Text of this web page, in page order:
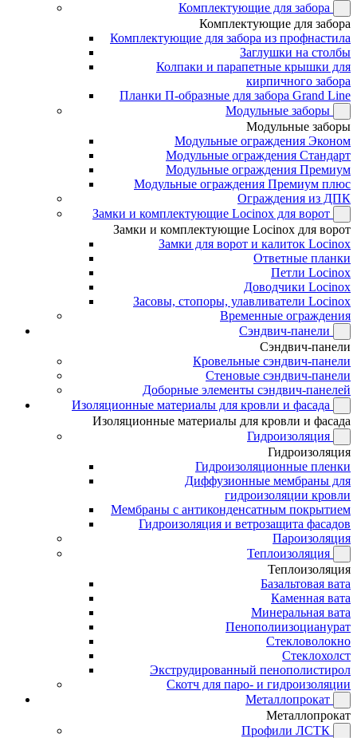
Комплектующие для забора
Комплектующие для забора
Комплектующие для забора из профнастила
Заглушки на столбы
Колпаки и парапетные крышки для
кирпичного забора
Планки П-образные для забора Grand Line
Модульные заборы
Модульные заборы
Модульные ограждения Эконом
Модульные ограждения Стандарт
Модульные ограждения Премиум
Модульные ограждения Премиум плюс
Ограждения из ДПК
Замки и комплектующие Locinox для ворот
Замки и комплектующие Locinox для ворот
Замки для ворот и калиток Locinox
Ответные планки
Петли Locinox
Доводчики Locinox
Засовы, стопоры, улавливатели Locinox
Временные ограждения
Сэндвич-панели
Сэндвич-панели
Кровельные сэндвич-панели
Стеновые сэндвич-панели
Доборные элементы сэндвич-панелей
Изоляционные материалы для кровли и фасада
Изоляционные материалы для кровли и фасада
Гидроизоляция
Гидроизоляция
Гидроизоляционные пленки
Диффузионные мембраны для
гидроизоляции кровли
Мембраны с антиконденсатным покрытием
Гидроизоляция и ветрозащита фасадов
Пароизоляция
Теплоизоляция
Теплоизоляция
Базальтовая вата
Каменная вата
Минеральная вата
Пенополиизоцианурат
Стекловолокно
Стеклохолст
Экструдированный пенополистирол
Скотч для паро- и гидроизоляции
Металлопрокат
Металлопрокат
Профили ЛСТК